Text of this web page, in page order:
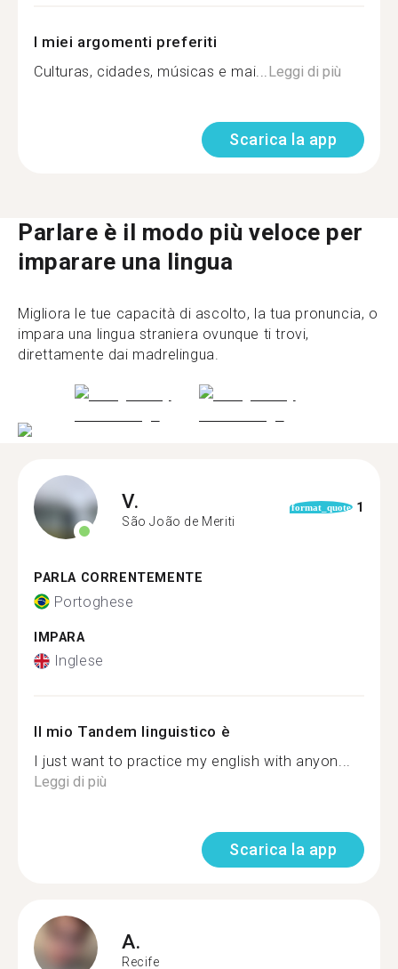
I miei argomenti preferiti
Culturas, cidades, músicas e mai... Leggi di più
Scarica la app
Parlare è il modo più veloce per
imparare una lingua
Migliora le tue capacità di ascolto, la tua pronuncia, o
impara una lingua straniera ovunque ti trovi,
direttamente dai madrelingua.
V.
São João de Meriti
format_quote 1
PARLA CORRENTEMENTE
Portoghese
IMPARA
Inglese
Il mio Tandem linguistico è
I just want to practice my english with anyon...
Leggi di più
Scarica la app
A.
Recife